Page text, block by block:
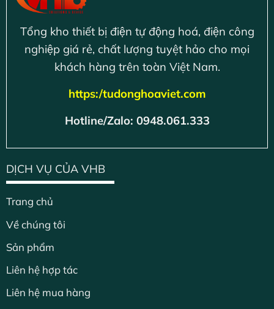
Tổng kho thiết bị điện tự động hoá, điện công
nghiệp giá rẻ, chất lượng tuyệt hảo cho mọi
khách hàng trên toàn Việt Nam.
https:/tudonghoaviet.com
Hotline/Zalo: 0948.061.333
DỊCH VỤ CỦA VHB
Trang chủ
Về chúng tôi
Sản phẩm
Liên hệ hợp tác
Liên hệ mua hàng